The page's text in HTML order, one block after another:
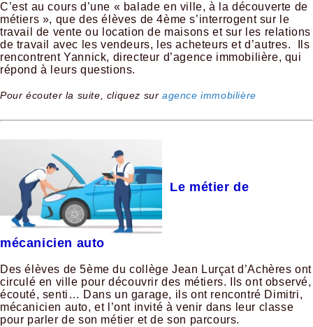
C’est au cours d’une « balade en ville, à la découverte de
métiers », que des élèves de 4ème s’interrogent sur le
travail de vente ou location de maisons et sur les relations
de travail avec les vendeurs, les acheteurs et d’autres. Ils
rencontrent Yannick, directeur d’agence immobilière, qui
répond à leurs questions.
Pour écouter la suite, cliquez suragence immobilière
Le métier de
mécanicien auto
Des élèves de 5ème du collège Jean Lurçat d’Achères ont
circulé en ville pour découvrir des métiers. Ils ont observé,
écouté, senti… Dans un garage, ils ont rencontré Dimitri,
mécanicien auto, et l’ont invité à venir dans leur classe
pour parler de son métier et de son parcours.